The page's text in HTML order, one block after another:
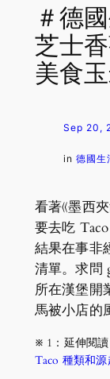
＃德
芝士
美食
Sep 20,
in 德國生
看著《墨西
要去吃
結果在事非
清單。求問
所在漢堡開
馬被小店的
※ 1：延伸閱
Taco 種類和源